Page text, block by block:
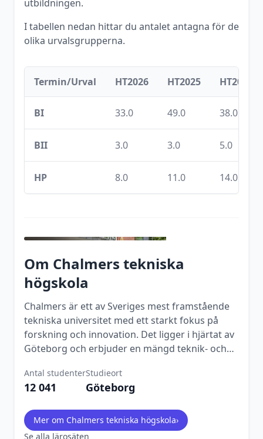
utbildningen.
I tabellen nedan hittar du antalet antagna för de
olika urvalsgrupperna.
Termin/Urval HT2026 HT2025 HT2024
BI 33.0 49.0 38.0
BII 3.0 3.0 5.0
HP 8.0 11.0 14.0
Om Chalmers tekniska
högskola
Chalmers är ett av Sveriges mest framstående
tekniska universitet med ett starkt fokus på
forskning och innovation. Det ligger i hjärtat av
Göteborg och erbjuder en mängd teknik- och
Antal studenter
12 041
Studieort
Göteborg
Mer om Chalmers tekniska högskola›
Se alla lärosäten